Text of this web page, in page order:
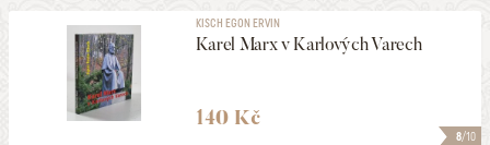
ZOBRAZOVAT KVALITU
8/10
KISCH EGON ERVIN
Karel Marx v Karlových Varech
140 Kč